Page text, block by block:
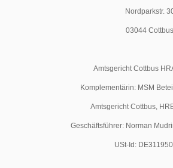
Nordparkstr.
03044 Cottbus
Amtsgericht Cottbus
Komplementärin: MSM
Amtsgericht Cottbus,
Geschäftsführer: Norman
USt-Id: